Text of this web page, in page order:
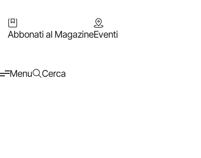
Abbonati al MagazineEventi
Menu Cerca